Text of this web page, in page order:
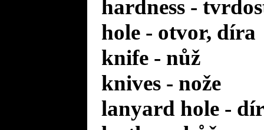
hardness -
hole - otvor, díra
knife - nůž
knives - nože
lanyard hole -